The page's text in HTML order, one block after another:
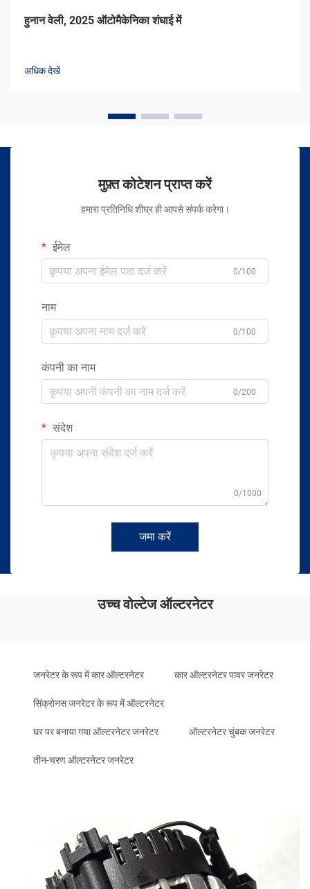
हुनान वेली, 2025 ऑटोमैकेनिका शंघाई में
अधिक देखें
मुफ़्त कोटेशन प्राप्त करें
हमारा प्रतिनिधि शीघ्र ही आपसे संपर्क करेगा।
ईमेल
0/100
नाम
0/100
कंपनी का नाम
0/200
संदेश
0/1000
जमा करें
उच्च वोल्टेज ऑल्टरनेटर
जनरेटर के रूप में कार ऑल्टरनेटर कार ऑल्टरनेटर पावर जनरेटर
सिंक्रोनस जनरेटर के रूप में ऑल्टरनेटर
घर पर बनाया गया ऑल्टरनेटर जनरेटर ऑल्टरनेटर चुंबक जनरेटर
तीन-चरण ऑल्टरनेटर जनरेटर